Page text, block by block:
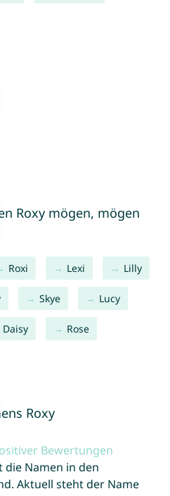
Roxy mögen, mögen
Roxi Lexi Lilly
Skye Lucy
Daisy Rose
Roxy
Bewertungen
die Namen in den
Aktuell steht der Name